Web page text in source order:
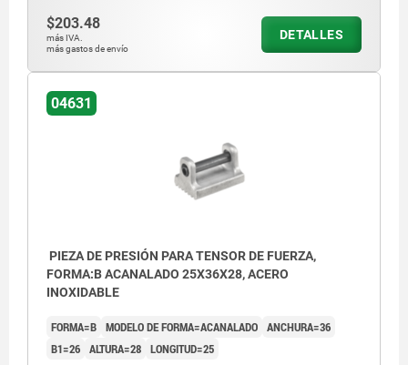
$203.48
más IVA.
más gastos de envío
DETALLES
04631
PIEZA DE PRESIÓN PARA TENSOR DE FUERZA,
FORMA:B ACANALADO 25X36X28, ACERO
INOXIDABLE
FORMA=B MODELO DE FORMA=ACANALADO ANCHURA=36
B1=26 ALTURA=28 LONGITUD=25